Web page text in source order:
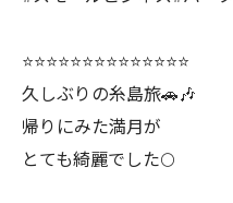
⭐️⭐️⭐️⭐️⭐️⭐️⭐️⭐️⭐️⭐️⭐️⭐️⭐️⭐️
久しぶりの糸島旅🚗🎶
帰りにみた満月が
とても綺麗でした🌕